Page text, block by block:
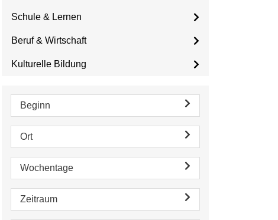
Schule & Lernen
Beruf & Wirtschaft
Kulturelle Bildung
Beginn
Ort
Wochentage
Zeitraum